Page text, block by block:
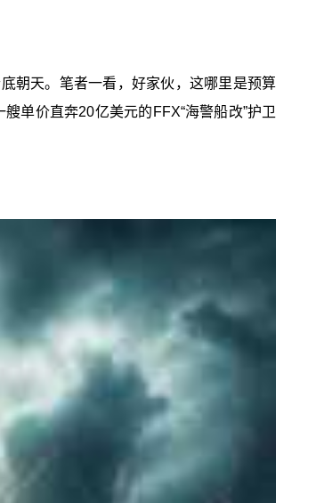
朝天。笔者一看，好家伙，这哪里是预算
单价直奔20亿美元的FFX“海警船改”护卫